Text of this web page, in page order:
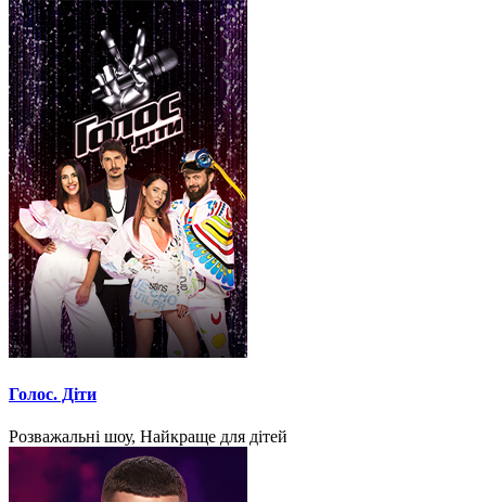
Голос. Діти
Розважальні шоу, Найкраще для дітей